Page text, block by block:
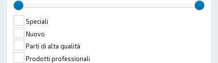
Speciali
Nuovo
Parti di alta qualità
Prodotti professionali